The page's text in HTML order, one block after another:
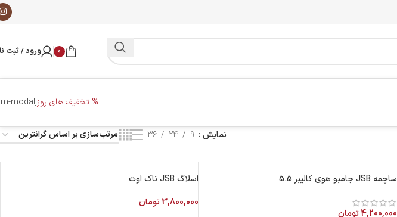
0 ورود / ثبت
% تخفیف های روز[dm-modal]
نمایش 9
24
36
ساچمه JSB جامبو هوی کالیبر 5.5
4,200,000تومان
اسلاگ JSB ناک اوت
3,800,000تومان